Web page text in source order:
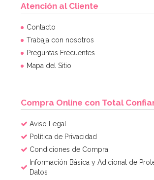
Atención al Cliente
Contacto
Trabaja con nosotros
Preguntas Frecuentes
Mapa del Sitio
Compra Online con Total
Aviso Legal
Política de Privacidad
Condiciones de Compra
Información Básica y Adicional de
Datos